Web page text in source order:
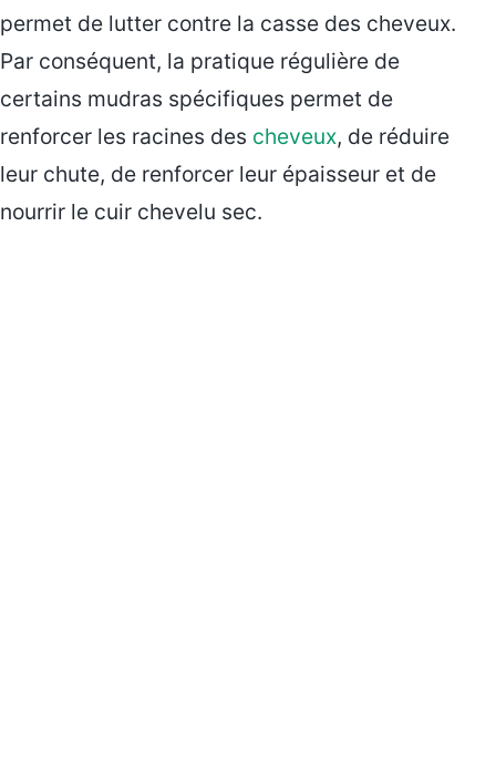
permet de lutter contre la casse des cheveux.
Par conséquent, la pratique régulière de
certains mudras spécifiques permet de
renforcer les racines des cheveux, de réduire
leur chute, de renforcer leur épaisseur et de
nourrir le cuir chevelu sec.